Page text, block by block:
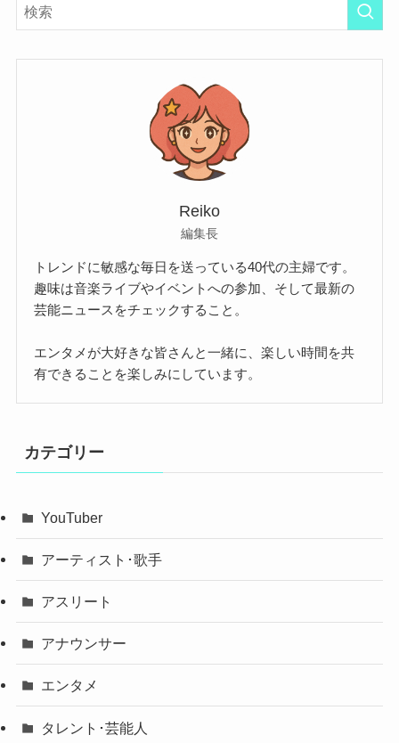
Reiko
編集長
トレンドに敏感な毎日を送っている40代の主婦です。
趣味は音楽ライブやイベントへの参加、そして最新の
芸能ニュースをチェックすること。
エンタメが大好きな皆さんと一緒に、楽しい時間を共
有できることを楽しみにしています。
カテゴリー
YouTuber
アーティスト･歌手
アスリート
アナウンサー
エンタメ
タレント･芸能人